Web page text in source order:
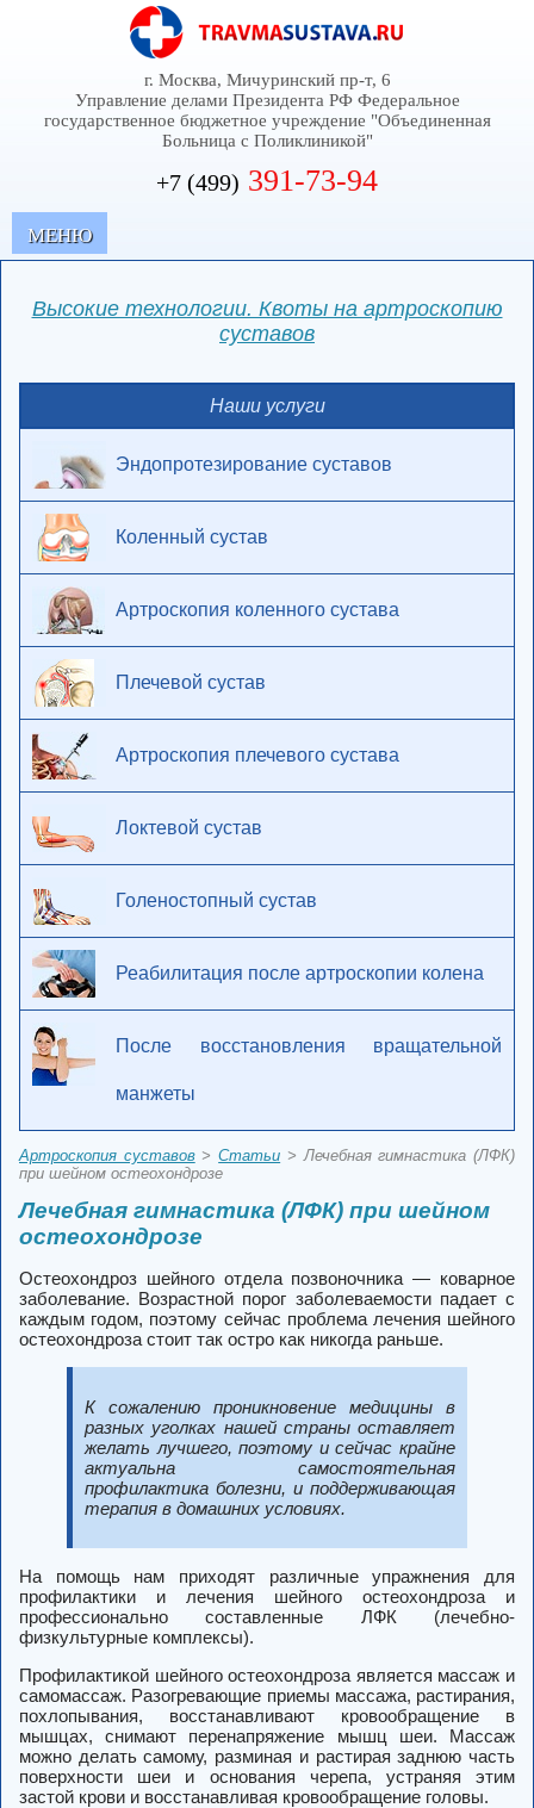
г. Москва, Мичуринский пр-т, 6
Управление делами Президента РФ Федеральное
государственное бюджетное учреждение "Объединенная
Больница с Поликлиникой"
+7 (499) 391-73-94
MЕНЮ
Высокие технологии. Квоты на артроскопию
суставов
Наши услуги
Эндопротезирование суставов
Коленный сустав
Артроскопия коленного сустава
Плечевой сустав
Артроскопия плечевого сустава
Локтевой сустав
Голеностопный сустав
Реабилитация после артроскопии колена
После восстановления вращательной
манжеты
Артроскопия суставов>Статьи > Лечебная гимнастика (ЛФК)
при шейном остеохондрозе
Лечебная гимнастика (ЛФК) при шейном
остеохондрозе
Остеохондроз шейного отдела позвоночника — коварное
заболевание. Возрастной порог заболеваемости падает с
каждым годом, поэтому сейчас проблема лечения шейного
остеохондроза стоит так остро как никогда раньше.
К сожалению проникновение медицины в
разных уголках нашей страны оставляет
желать лучшего, поэтому и сейчас крайне
актуальна самостоятельная
профилактика болезни, и поддерживающая
терапия в домашних условиях.
На помощь нам приходят различные упражнения для
профилактики и лечения шейного остеохондроза и
профессионально составленные ЛФК (лечебно-
физкультурные комплексы).
Профилактикой шейного остеохондроза является массаж и
самомассаж. Разогревающие приемы массажа, растирания,
похлопывания, восстанавливают кровообращение в
мышцах, снимают перенапряжение мышц шеи. Массаж
можно делать самому, разминая и растирая заднюю часть
поверхности шеи и основания черепа, устраняя этим
застой крови и восстанавливая кровообращение головы.